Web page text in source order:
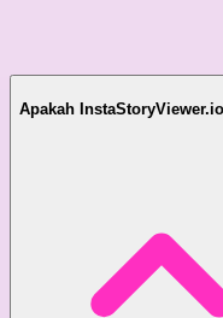
Apakah